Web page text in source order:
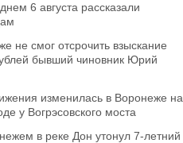
6 августа рассказали
не смог отсрочить взыскание
бывший чиновник Юрий
изменилась в Воронеже на
у Вогрэсовского моста
в реке Дон утонул 7-летний